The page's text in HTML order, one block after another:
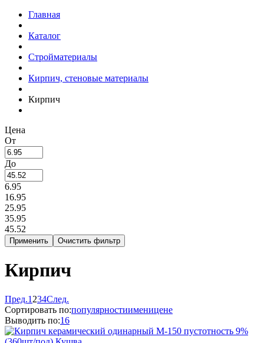
Главная
Каталог
Стройматериалы
Кирпич, стеновые материалы
Кирпич
Цена
От
До
6.95
16.95
25.95
35.95
45.52
Кирпич
Пред.1 234След.
Сортировать по:популярностиименицене
Выводить по:16